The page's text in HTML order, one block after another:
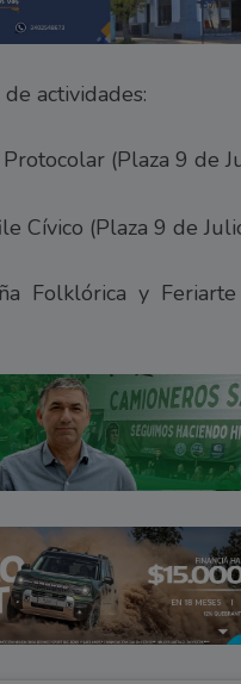
actividades:
(Plaza 9 de
Cívico (Plaza 9 de
Folklórica y